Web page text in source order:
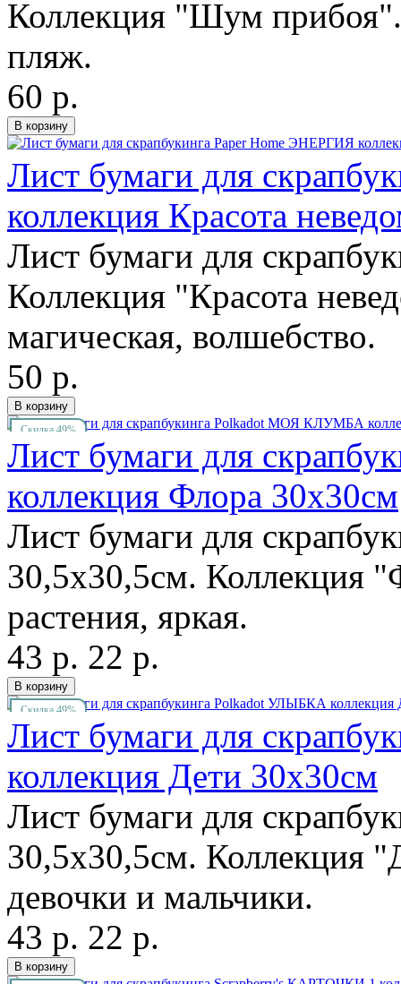
Коллекция "Шум
пляж.
60 р.
Лист бумаги для
коллекция Красота
Лист бумаги для
Коллекция "Красота
магическая, волшебство.
50 р.
Скидка 49%
Лист бумаги для
коллекция Флора 30х30см
Лист бумаги для
30,5х30,5см. Коллекция
растения, яркая.
43 р. 22 р.
Скидка 49%
Лист бумаги для
коллекция Дети 30х30см
Лист бумаги для
30,5х30,5см. Коллекция
девочки и мальчики.
43 р. 22 р.